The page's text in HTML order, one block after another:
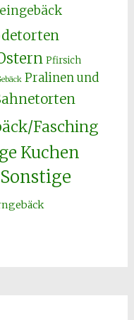
Pfirsich
Pralinen und
Fasching
Kuchen
Sonstige